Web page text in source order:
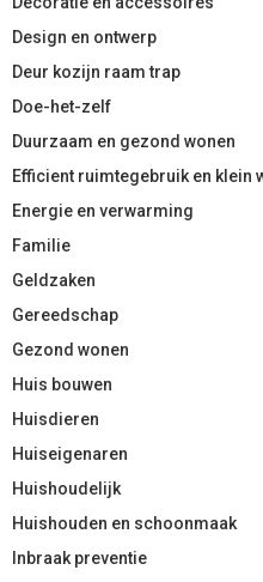
Design en ontwerp
Deur kozijn raam trap
Doe-het-zelf
Duurzaam en gezond wonen
Efficient ruimtegebruik en klein
Energie en verwarming
Familie
Geldzaken
Gereedschap
Gezond wonen
Huis bouwen
Huisdieren
Huiseigenaren
Huishoudelijk
Huishouden en schoonmaak
Inbraak preventie